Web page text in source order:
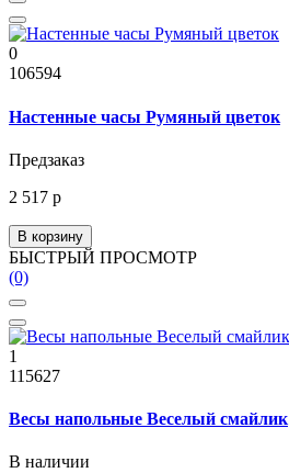
0
106594
Настенные часы Румяный цветок
Предзаказ
2 517 р
В корзину
БЫСТРЫЙ ПРОСМОТР
(0)
1
115627
Весы напольные Веселый смайлик
В наличии